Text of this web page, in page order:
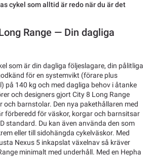
cykel som alltid är redo när du är det
Range — Din dagliga
som är din dagliga följeslagare, din pålitliga
för en systemvikt (förare plus
på 140 kg och med dagliga behov i åtanke
och designers gjort City 8 Long Range
och barnstolar. Den nya pakethållaren med
förberedd för väskor, korgar och barnsitsar
standard. Du kan även använda den som
eller till sidohängda cykelväskor. Med
Nexus 5 inkapslat växelnav så kräver
minimalt med underhåll. Med en Hepha